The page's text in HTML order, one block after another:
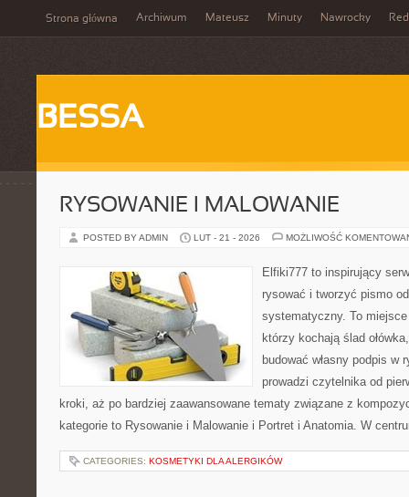
Strona główna Archiwum Mateusz Minuty Nawrocky
BESSA
RYSOWANIE I MALOWANIE
POSTED BY ADMIN LUT - 21 - 2026 MOŻLIWOŚĆ
Elfiki777 to inspirujący
rysować i tworzyć pismo
systematyczny. To
którzy kochają ślad
budować własny podpis w
prowadzi czytelnika od
kroki, aż po bardziej zaawansowane tematy związane z
kategorie to Rysowanie i Malowanie i Portret i Anatomia. W
CATEGORIES: KOSMETYKI DLA ALERGIKÓW